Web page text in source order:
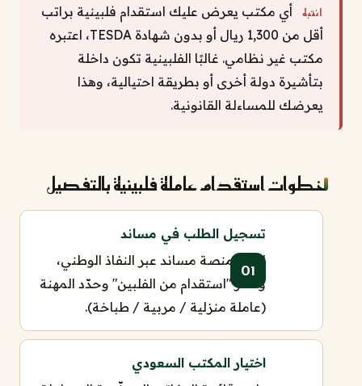
انتبه
أي مكتب يعرض عليك استقدام فلبينية براتب
أقل من 1,300 ريال أو بدون شهادة TESDA، اعتبره
مكتب غير نظامي. غالبًا الفلبينية تكون داخلة
بتأشيرة دولة أخرى أو بطريقة احتيالية، وهذا
يعرضك للمساءلة القانونية.
خطوات استقدام عاملة فلبينية بالتفصيل
تسجيل الطلب في مساند
ادخل منصة مساند عبر النفاذ الوطني،
واختر "استقدام من الفلبين" وحدّد المهنة
(عاملة منزلية / مربية / طباخة).
اختيار المكتب السعودي